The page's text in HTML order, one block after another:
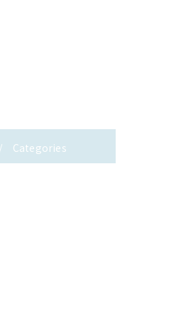
Categories